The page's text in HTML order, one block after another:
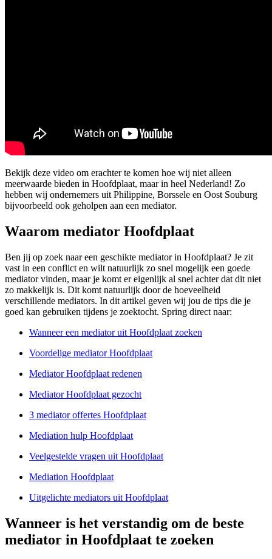
Bekijk deze video om erachter te komen hoe wij niet alleen
meerwaarde bieden in Hoofdplaat, maar in heel Nederland! Zo
hebben wij ondernemers uit Philippine, Borssele en Oost Souburg
bijvoorbeeld ook geholpen aan een mediator.
Waarom mediator Hoofdplaat
Ben jij op zoek naar een geschikte mediator in Hoofdplaat? Je zit
vast in een conflict en wilt natuurlijk zo snel mogelijk een goede
mediator vinden, maar je komt er eigenlijk al snel achter dat dit niet
zo makkelijk is. Dit komt natuurlijk door de hoeveelheid
verschillende mediators. In dit artikel geven wij jou de tips die je
goed kan gebruiken tijdens je zoektocht. Spring direct naar:
Wanneer een mediator uit Hoofdplaat zoeken
Voordelige mediator Hoofdplaat
Mediator Hoofdplaat redenen
Mediator Hoofdplaat gezocht
3 mediator offertes Hoofdplaat
Mediation hulp Hoofdplaat
Veelgestelde vragen uit Hoofdplaat
Mediation Hoofdplaat
Uitgelichte mediators uit Hoofdplaat
Wanneer is het verstandig om de beste
mediator in Hoofdplaat te zoeken